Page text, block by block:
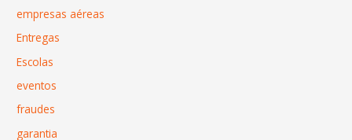
empresas aéreas
Entregas
Escolas
eventos
fraudes
garantia